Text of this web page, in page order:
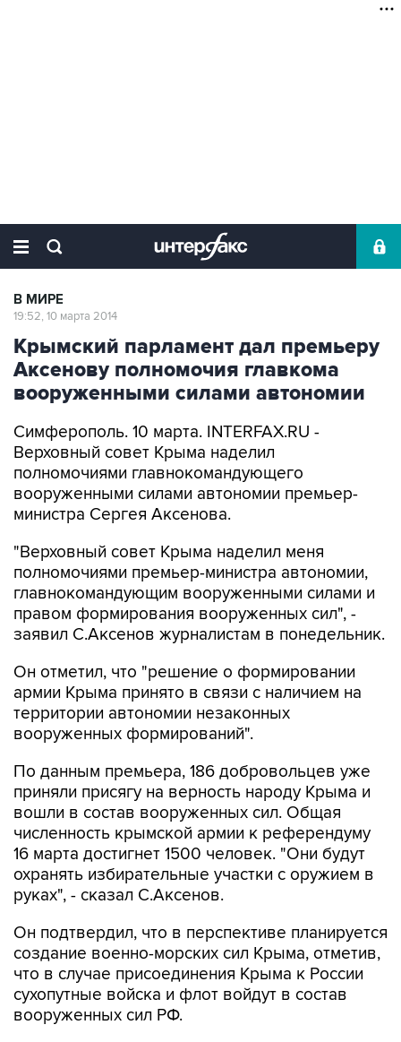
В МИРЕ
19:52, 10 марта 2014
Крымский парламент дал премьеру
Аксенову полномочия главкома
вооруженными силами автономии
Симферополь. 10 марта. INTERFAX.RU -
Верховный совет Крыма наделил
полномочиями главнокомандующего
вооруженными силами автономии премьер-
министра Сергея Аксенова.
"Верховный совет Крыма наделил меня
полномочиями премьер-министра автономии,
главнокомандующим вооруженными силами и
правом формирования вооруженных сил", -
заявил С.Аксенов журналистам в понедельник.
Он отметил, что "решение о формировании
армии Крыма принято в связи с наличием на
территории автономии незаконных
вооруженных формирований".
По данным премьера, 186 добровольцев уже
приняли присягу на верность народу Крыма и
вошли в состав вооруженных сил. Общая
численность крымской армии к референдуму
16 марта достигнет 1500 человек. "Они будут
охранять избирательные участки с оружием в
руках", - сказал С.Аксенов.
Он подтвердил, что в перспективе планируется
создание военно-морских сил Крыма, отметив,
что в случае присоединения Крыма к России
сухопутные войска и флот войдут в состав
вооруженных сил РФ.